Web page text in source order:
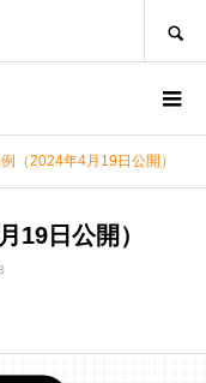
（2024年4月19日公開）
19日公開）